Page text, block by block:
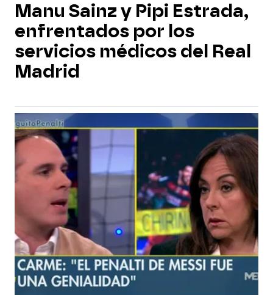
Manu Sainz y Pipi Estrada,
enfrentados por los
servicios médicos del Real
Madrid